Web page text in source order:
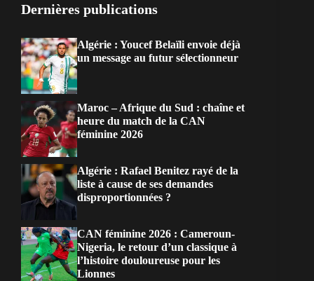
Dernières publications
Algérie : Youcef Belaïli envoie déjà
un message au futur sélectionneur
Maroc – Afrique du Sud : chaîne et
heure du match de la CAN
féminine 2026
Algérie : Rafael Benitez rayé de la
liste à cause de ses demandes
disproportionnées ?
CAN féminine 2026 : Cameroun-
Nigeria, le retour d’un classique à
l’histoire douloureuse pour les
Lionnes